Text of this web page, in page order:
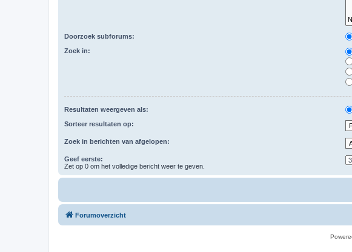
Doorzoek subforums:
Zoek in:
Resultaten weergeven als:
Sorteer resultaten op:
Zoek in berichten van afgelopen:
Geef eerste:
Zet op 0 om het volledige bericht weer te geven.
Forumoverzicht